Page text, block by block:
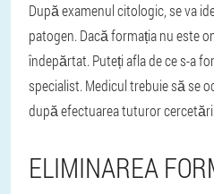
După examenul citologic, se va
patogen. Dacă formația nu este
îndepărtat. Puteți afla de ce s-a
specialist. Medicul trebuie să se
după efectuarea tuturor
ELIMINAREA